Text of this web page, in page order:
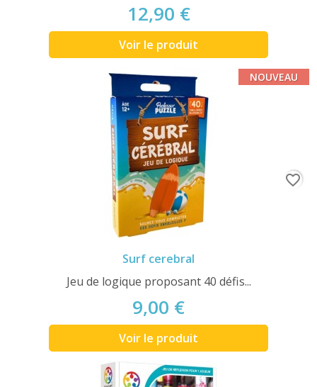
12,90 €
Voir le produit
Surf cerebral
Jeu de logique proposant 40 défis...
9,00 €
Voir le produit
NOUVEAU
favorite_border